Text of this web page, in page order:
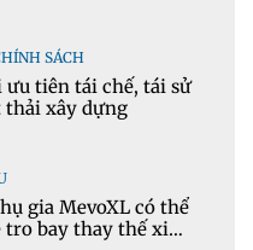
SÁCH
ưu tiên tái chế, tái sử
thải xây dựng
gia MevoXL có thể
tro bay thay thế xi